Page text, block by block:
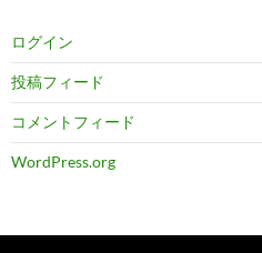
ログイン
投稿フィード
コメントフィード
WordPress.org